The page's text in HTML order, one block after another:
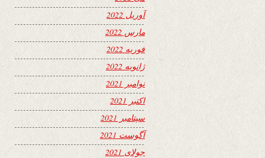
آوریل 2022
مارس 2022
فوریه 2022
ژانویه 2022
نوامبر 2021
اکتبر 2021
سپتامبر 2021
آگوست 2021
جولای 2021